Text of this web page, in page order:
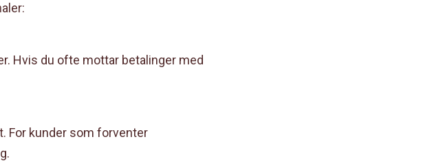
Hvis du ofte mottar betalinger med
For kunder som forventer